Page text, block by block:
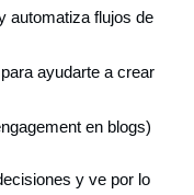
automatiza flujos de
ayudarte a crear
en blogs)
y ve por lo